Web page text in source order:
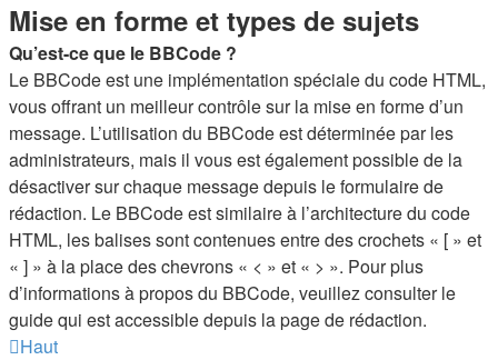
Mise en forme et types de sujets
Qu’est-ce que le BBCode ?
Le BBCode est une implémentation spéciale du code HTML,
vous offrant un meilleur contrôle sur la mise en forme d’un
message. L’utilisation du BBCode est déterminée par les
administrateurs, mais il vous est également possible de la
désactiver sur chaque message depuis le formulaire de
rédaction. Le BBCode est similaire à l’architecture du code
HTML, les balises sont contenues entre des crochets « [ » et
« ] » à la place des chevrons « < » et « > ». Pour plus
d’informations à propos du BBCode, veuillez consulter le
guide qui est accessible depuis la page de rédaction.
Haut